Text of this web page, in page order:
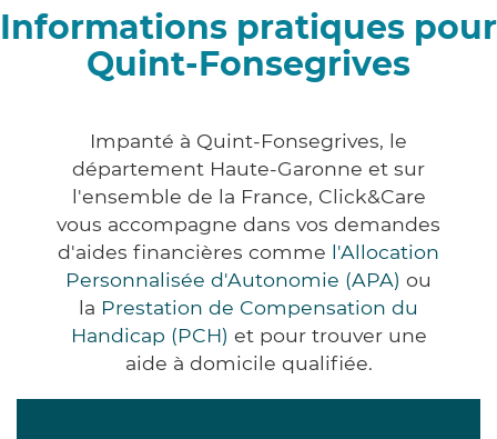
Informations pratiques pour
Quint-Fonsegrives
Impanté à Quint-Fonsegrives, le
département Haute-Garonne et sur
l'ensemble de la France, Click&Care
vous accompagne dans vos demandes
d'aides financières comme l'Allocation
Personnalisée d'Autonomie (APA) ou
la Prestation de Compensation du
Handicap (PCH) et pour trouver une
aide à domicile qualifiée.